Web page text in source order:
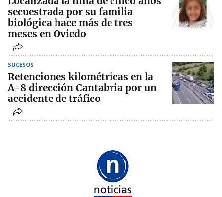
secuestrada por su familia
biológica hace más de tres
meses en Oviedo
SUCESOS
Retenciones kilométricas en la
A-8 dirección Cantabria por un
accidente de tráfico